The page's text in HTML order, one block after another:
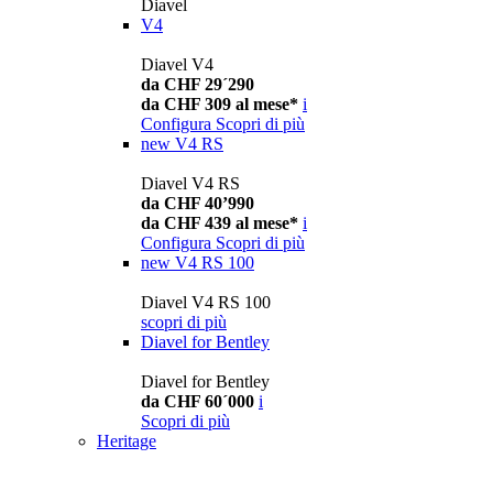
Diavel
V4
Diavel V4
da CHF 29´290
da CHF 309 al mese* i
Configura Scopri di più
new V4 RS
Diavel V4 RS
da CHF 40’990
da CHF 439 al mese* i
Configura Scopri di più
new V4 RS 100
Diavel V4 RS 100
scopri di più
Diavel for Bentley
Diavel for Bentley
da CHF 60´000 i
Scopri di più
Heritage